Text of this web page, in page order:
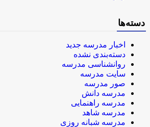
دسته‌ها
اخبار مدرسه جدید
دسته‌بندی نشده
روانشناسی مدرسه
سایت مدرسه
صور مدرسه
مدرسه دانش
مدرسه راهنمایی
مدرسه شاهد
مدرسه شبانه روزی